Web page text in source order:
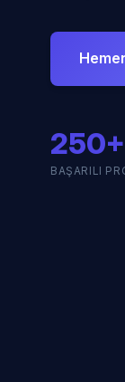
250+
BAŞARILI